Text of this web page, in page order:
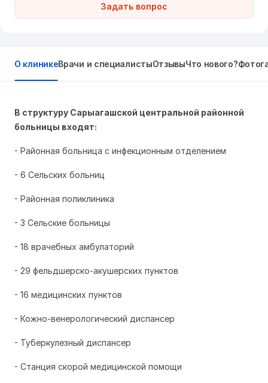
Задать вопрос
О клиникеВрачи и специалистыОтзывыЧто нового?
В структуру Сарыагашской центральной районной
больницы входят:
- Районная больница с инфекционным отделением
- 6 Сельских больниц
- Районная поликлиника
- 3 Сельские больницы
- 18 врачебных амбулаторий
- 29 фельдшерско-акушерских пунктов
- 16 медицинских пунктов
- Кожно-венерологический диспансер
- Туберкулезный диспансер
- Станция скорой медицинской помощи